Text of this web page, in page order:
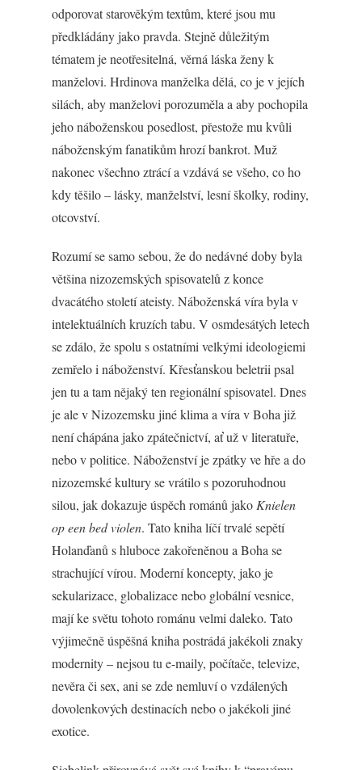
odporovat starověkým textům, které jsou mu
předkládány jako pravda. Stejně důležitým
tématem je neotřesitelná, věrná láska ženy k
manželovi. Hrdinova manželka dělá, co je v jejích
silách, aby manželovi porozuměla a aby pochopila
jeho náboženskou posedlost, přestože mu kvůli
náboženským fanatikům hrozí bankrot. Muž
nakonec všechno ztrácí a vzdává se všeho, co ho
kdy těšilo – lásky, manželství, lesní školky, rodiny,
otcovství.
Rozumí se samo sebou, že do nedávné doby byla
většina nizozemských spisovatelů z konce
dvacátého století ateisty. Náboženská víra byla v
intelektuálních kruzích tabu. V osmdesátých letech
se zdálo, že spolu s ostatními velkými ideologiemi
zemřelo i náboženství. Křesťanskou beletrii psal
jen tu a tam nějaký ten regionální spisovatel. Dnes
je ale v Nizozemsku jiné klima a víra v Boha již
není chápána jako zpátečnictví, ať už v literatuře,
nebo v politice. Náboženství je zpátky ve hře a do
nizozemské kultury se vrátilo s pozoruhodnou
silou, jak dokazuje úspěch románů jako Knielen
op een bed violen. Tato kniha líčí trvalé sepětí
Holanďanů s hluboce zakořeněnou a Boha se
strachující vírou. Moderní koncepty, jako je
sekularizace, globalizace nebo globální vesnice,
mají ke světu tohoto románu velmi daleko. Tato
výjimečně úspěšná kniha postrádá jakékoli znaky
modernity – nejsou tu e-maily, počítače, televize,
nevěra či sex, ani se zde nemluví o vzdálených
dovolenkových destinacích nebo o jakékoli jiné
exotice.